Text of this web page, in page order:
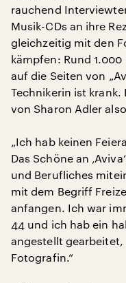
rauchend
Musik-CDs an ihre
gleichzeitig mit den
kämpfen: Rund
auf die Seiten von
Technikerin ist krank.
von Sharon Adler
„Ich hab keinen
Das Schöne an
und Berufliches
mit dem Begriff
anfangen. Ich war
44 und ich hab ein
angestellt
Fotografin.“